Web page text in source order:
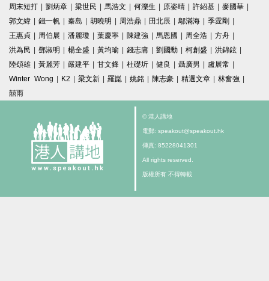
周末短打 | 劉炳章 | 梁世民 | 馬浩文 | 何濼生 | 原姿晴 | 許紹基 | 麥國華 |
郭文緯 | 錢一帆 | 秦島 | 胡曉明 | 周浩鼎 | 田北辰 | 鄔滿海 | 季霆剛 |
王惠貞 | 周伯展 | 潘麗瓊 | 葉慶寧 | 陳建強 | 馬恩國 | 周全浩 | 方舟 |
洪為民 | 鄧淑明 | 楊全盛 | 黃均瑜 | 錢志庸 | 劉國勳 | 柯創盛 | 洪錦鉉 |
陸頌雄 | 黃麗芳 | 嚴建平 | 甘文鋒 | 杜礎圻 | 健良 | 聶廣男 | 盧展常 |
Winter Wong | K2 | 梁文新 | 羅崑 | 姚銘 | 陳志豪 | 精選文章 | 林奮強 |
囍雨
© 港人講地
電郵: speakout@speakout.hk
傳真: 85228041301
All rights reserved.
版權所有 不得轉載